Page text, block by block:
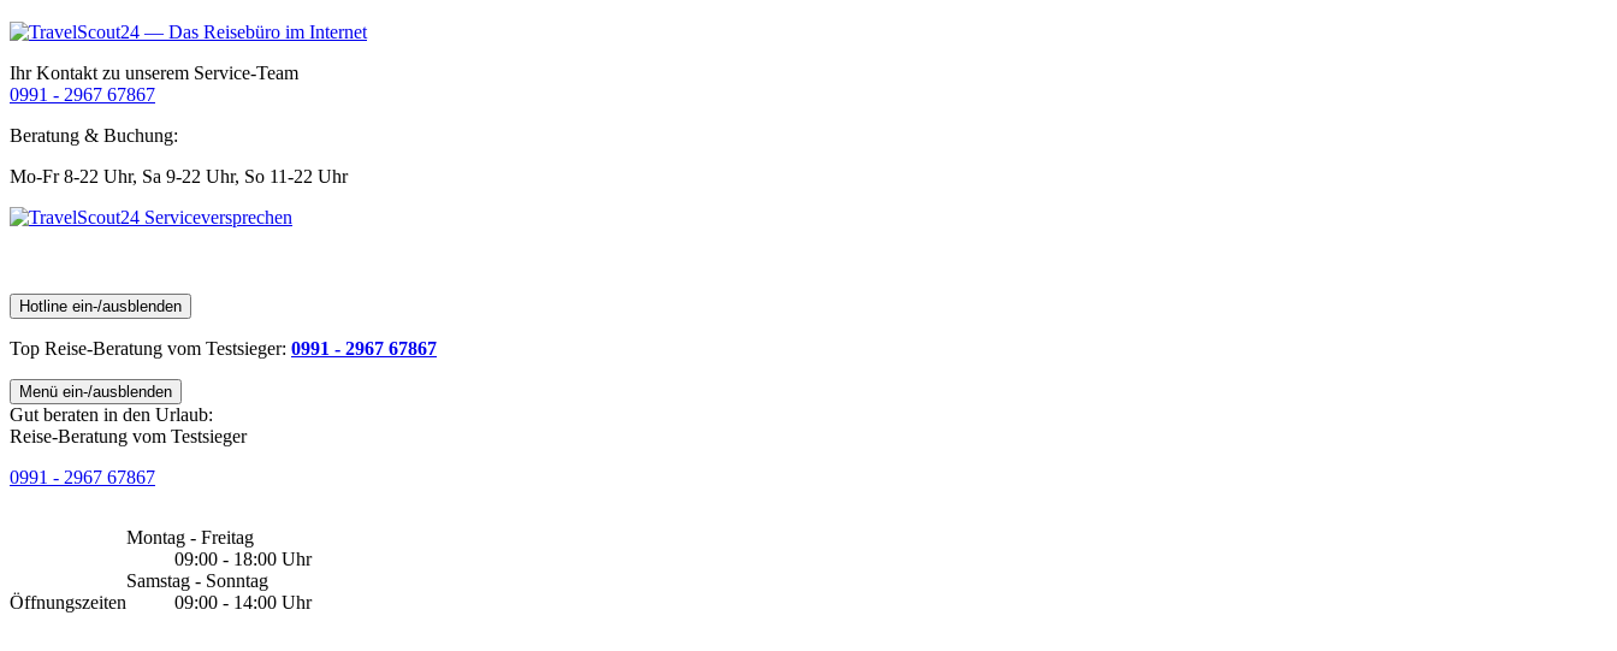
Ihr Kontakt zu unserem Service-Team
0991 - 2967 67867
Beratung & Buchung:
Mo-Fr 8-22 Uhr, Sa 9-22 Uhr, So 11-22 Uhr
Hotline ein-/ausblenden
Top Reise-Beratung vom Testsieger: 0991 - 2967 67867
Menü ein-/ausblenden
Gut beraten in den Urlaub:
Reise-Beratung vom Testsieger
0991 - 2967 67867
Öffnungszeiten
Montag - Freitag
09:00 - 18:00 Uhr
Samstag - Sonntag
09:00 - 14:00 Uhr